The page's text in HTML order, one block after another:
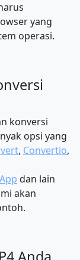
yang
operasi.
konversi
opsi yang
, Convertio,
dan lain
akan